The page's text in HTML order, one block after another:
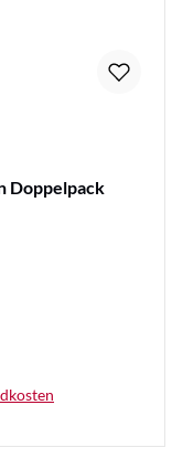
Sternen
Doppelpack